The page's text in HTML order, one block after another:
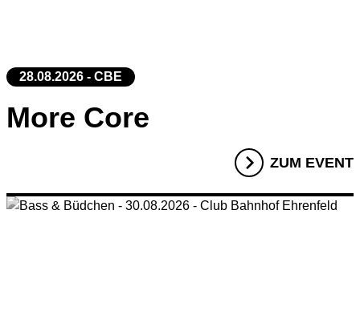
28.08.2026 - CBE
More Core
ZUM EVENT